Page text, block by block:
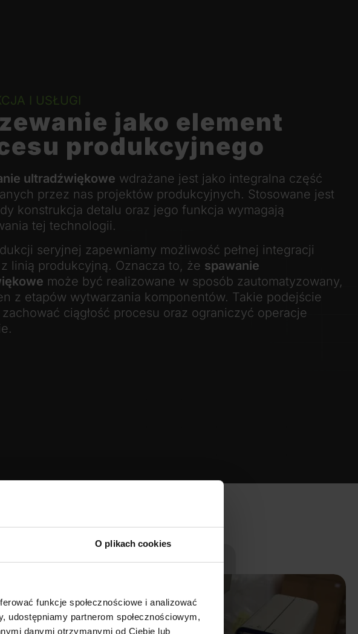
O plikach cookies
funkcje społecznościowe i analizować
partnerom społecznościowym,
danymi otrzymanymi od Ciebie lub
I USŁUGI
jako element
produkcyjnego
ultradźwiękowe wdrażane jest jako integralna część
przez nas projektów produkcyjnych. Stosowane jest
konstrukcja detalu oraz jego funkcja wymagają
tej technologii.
seryjnej zapewniamy możliwość pełnej integracji
linią produkcyjną. Oznacza to, że spawanie
może być realizowane w sposób zautomatyzowany,
z etapów wytwarzania komponentów. Takie podejście
ciągłość procesu oraz ograniczyć operacje